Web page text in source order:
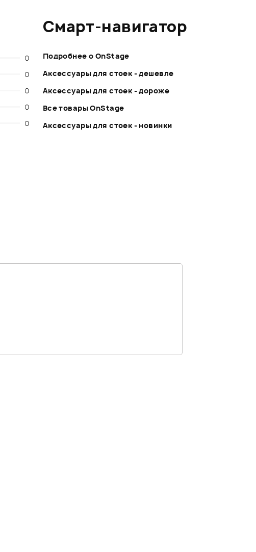
0
0
0
0
0
Смарт-навигатор
Подробнее о OnStage
Аксессуары для стоек - дешевле
Аксессуары для стоек - дороже
Все товары OnStage
Аксессуары для стоек - новинки